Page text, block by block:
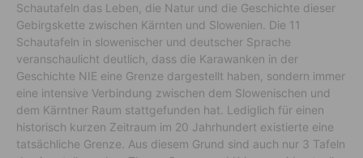
Schautafeln das Leben, die Natur und die Geschichte dieser
Gebirgskette zwischen Kärnten und Slowenien. Die 11
Schautafeln in slowenischer und deutscher Sprache
veranschaulicht deutlich, dass die Karawanken in der
Geschichte NIE eine Grenze dargestellt haben, sondern immer
eine intensive Verbindung zwischen dem Slowenischen und
dem Kärntner Raum stattgefunden hat. Lediglich für einen
historisch kurzen Zeitraum im 20 Jahrhundert existierte eine
tatsächliche Grenze. Aus diesem Grund sind auch nur 3 Tafeln